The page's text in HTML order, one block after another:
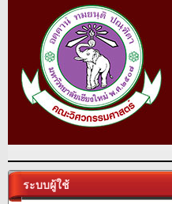
ระบบผู้ใช้